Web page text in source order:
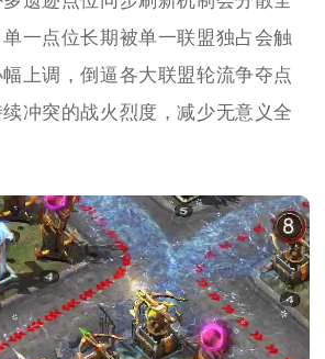
一点位长期被单一联盟独占会触
上调，倒逼各大联盟轮流争夺点
冲突的战火烈度，减少无意义全